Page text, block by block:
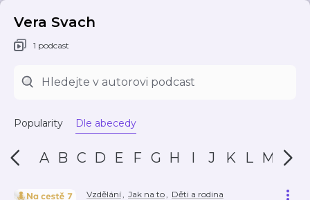
Vera Svach
1 podcast
Popularity Dle abecedy
A B C D E F G H I J K L M N
Vzdělání, Jak na to, Děti a rodina